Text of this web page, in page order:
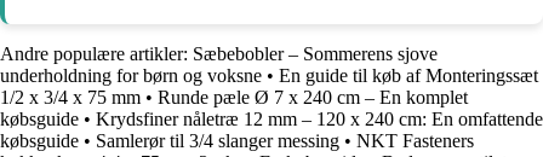
Andre populære artikler: Sæbebobler – Sommerens sjove
underholdning for børn og voksne • En guide til køb af Monteringssæt
1/2 x 3/4 x 75 mm • Runde pæle Ø 7 x 240 cm – En komplet
købsguide • Krydsfiner nåletræ 12 mm – 120 x 240 cm: En omfattende
købsguide • Samlerør til 3/4 slanger messing • NKT Fasteners